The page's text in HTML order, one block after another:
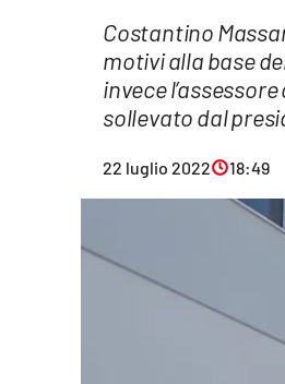
Economia e Lavoro
Streaming
Costantino
motivi alla base
invece
sollevato dal
22 luglio 2022 18:49